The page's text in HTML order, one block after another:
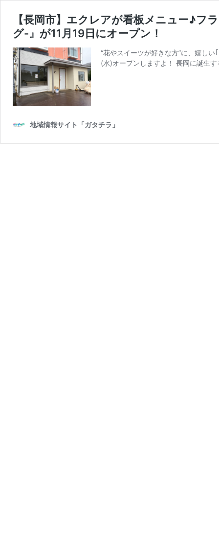
【長岡市】エクレアが看板メニュー♪フ
グ-』が11月19日にオープン！
“花やスイーツが好きな方”に、嬉し
(水)オープンしますよ！ 長岡に誕生
地域情報サイト「ガタチラ」